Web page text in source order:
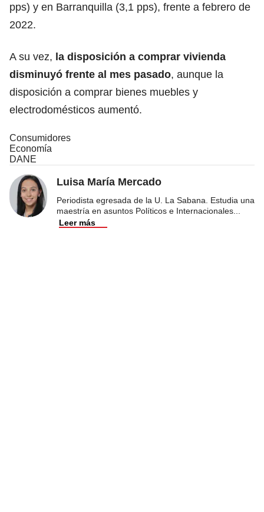
pps) y en Barranquilla (3,1 pps), frente a febrero de
2022.
A su vez, la disposición a comprar vivienda
disminuyó frente al mes pasado, aunque la
disposición a comprar bienes muebles y
electrodomésticos aumentó.
Consumidores
Economía
DANE
Luisa María Mercado
Periodista egresada de la U. La Sabana. Estudia una
maestría en asuntos Políticos e Internacionales
Leer más